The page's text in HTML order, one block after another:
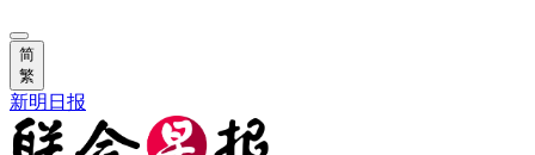
简
繁
新明日报